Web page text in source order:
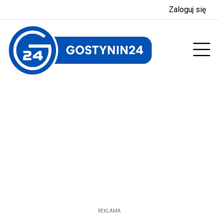
Zaloguj się
REKLAMA